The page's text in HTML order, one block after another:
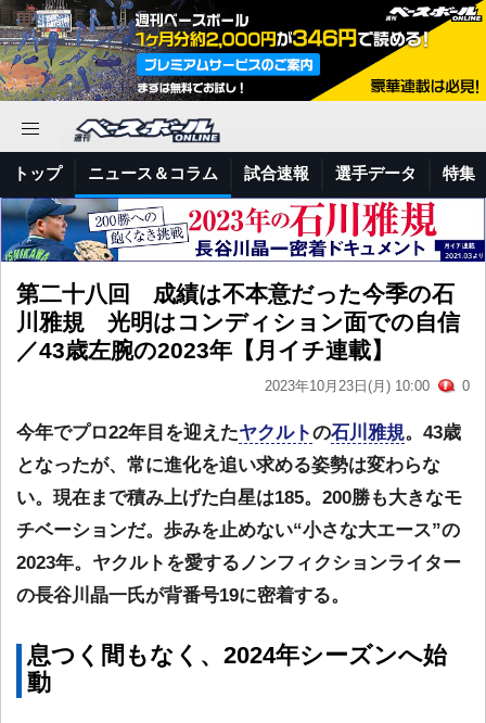
トップ ニュース＆コラム 試合速報 選手データ 特集
第二十八回 成績は不本意だった今季の石
川雅規 光明はコンディション面での自信
／43歳左腕の2023年【月イチ連載】
2023年10月23日(月) 10:00 0
今年でプロ22年目を迎えたヤクルトの石川雅規。43歳
となったが、常に進化を追い求める姿勢は変わらな
い。現在まで積み上げた白星は185。200勝も大きなモ
チベーションだ。歩みを止めない“小さな大エース”の
2023年。ヤクルトを愛するノンフィクションライター
の長谷川晶一氏が背番号19に密着する。
息つく間もなく、2024年シーズンへ始
動